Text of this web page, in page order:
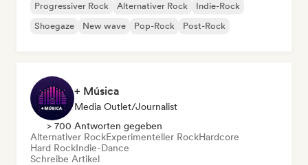
Progressiver Rock Alternativer Rock
Indie-Rock
Shoegaze
New wave Pop-Rock Post-Rock
+ Música
Media Outlet/Journalist
> 700 Antworten gegeben
Alternativer RockExperimenteller RockHardcore
Hard RockIndie-Dance
Schreibe Artikel